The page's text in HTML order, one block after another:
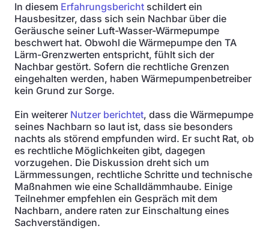
In diesem Erfahrungsbericht schildert ein
Hausbesitzer, dass sich sein Nachbar über die
Geräusche seiner Luft-Wasser-Wärmepumpe
beschwert hat. Obwohl die Wärmepumpe den TA
Lärm-Grenzwerten entspricht, fühlt sich der
Nachbar gestört. Sofern die rechtliche Grenzen
eingehalten werden, haben Wärmepumpenbetreiber
kein Grund zur Sorge.
Ein weiterer Nutzer berichtet, dass die Wärmepumpe
seines Nachbarn so laut ist, dass sie besonders
nachts als störend empfunden wird. Er sucht Rat, ob
es rechtliche Möglichkeiten gibt, dagegen
vorzugehen. Die Diskussion dreht sich um
Lärmmessungen, rechtliche Schritte und technische
Maßnahmen wie eine Schalldämmhaube. Einige
Teilnehmer empfehlen ein Gespräch mit dem
Nachbarn, andere raten zur Einschaltung eines
Sachverständigen.